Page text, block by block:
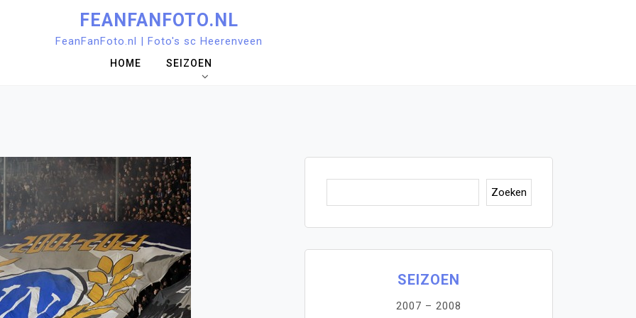
FEANFANFOTO.NL
FeanFanFoto.nl | Foto's sc Heerenveen
HOME SEIZOEN
Zoeken
SEIZOEN
2007 – 2008